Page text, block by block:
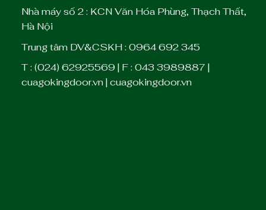
Nhà máy số 2 : KCN Văn Hóa Phùng, Thạch Thất,
Hà Nội
Trung tâm DV&CSKH : 0964 692 345
T : (024) 62925569 | F : 043 3989887 |
cuagokingdoor.vn | cuagokingdoor.vn